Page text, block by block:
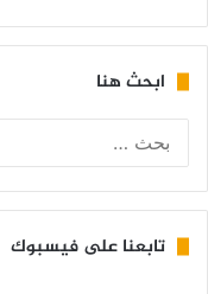
ابحث هنا
تابعنا على فيسبوك